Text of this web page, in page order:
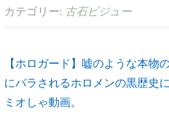
カテゴリー: 古石ビジュー
投
稿
【ホロガード】嘘のような本物
にバラされるホロメンの黒歴史
ミオしゃ動画。